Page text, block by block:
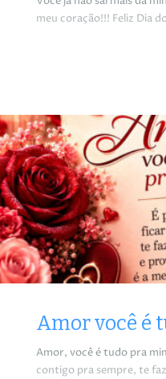
meu coração!!! Feliz Dia
Amor você é
Amor, você é tudo pra
contigo pra sempre, te